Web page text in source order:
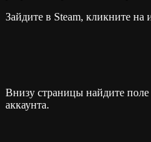
Зайдите в Steam, кликните на
Внизу страницы найдите
аккаунта.